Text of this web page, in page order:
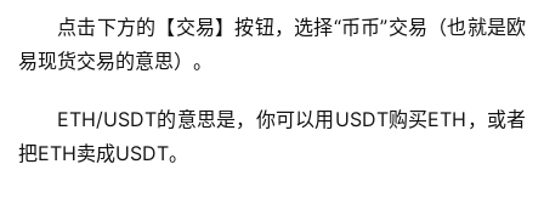
分
币
点击下方的【交易】按钮，选择“币币”交易（也就是欧
易现货交易的意思）。
ETH/USDT的意思是，你可以用USDT购买ETH，或者
把ETH卖成USDT。